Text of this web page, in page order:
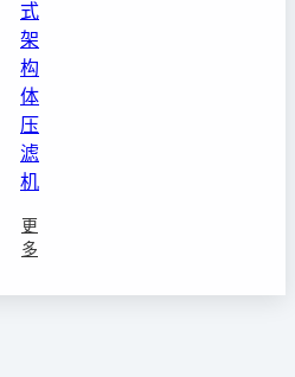
式
架
构
体
压
滤
机
更
多